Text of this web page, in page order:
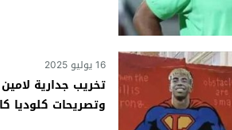
16 يوليو 2025
تخريب جدارية
وتصريحات كلوديا